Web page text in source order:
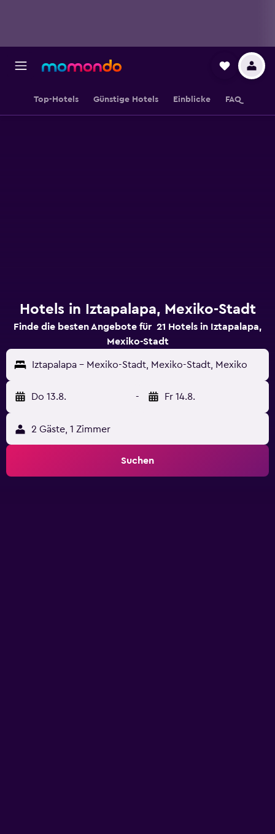
Top-Hotels Günstige Hotels Einblicke FAQ
Hotels in Iztapalapa, Mexiko-Stadt
Finde die besten Angebote für 21 Hotels in Iztapalapa,
Mexiko-Stadt
Iztapalapa - Mexiko-Stadt, Mexiko-Stadt, Mexiko
Do 13.8. - Fr 14.8.
2 Gäste, 1 Zimmer
Suchen